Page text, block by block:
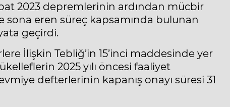
2023 depremlerinin ardından mücbir
sona eren süreç kapsamında bulunan
geçirdi.
İlişkin Tebliğ’in 15’inci maddesinde yer
2025 yılı öncesi faaliyet
defterlerinin kapanış onayı süresi 31